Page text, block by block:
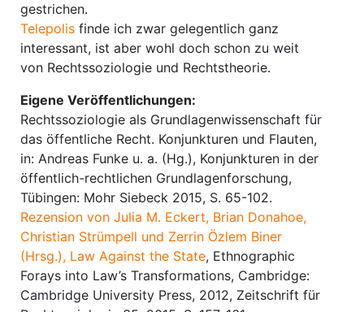
gestrichen.
Telepolis finde ich zwar gelegentlich ganz
interessant, ist aber wohl doch schon zu weit
von Rechtssoziologie und Rechtstheorie.
Eigene Veröffentlichungen:
Rechtssoziologie als Grundlagenwissenschaft für
das öffentliche Recht. Konjunkturen und Flauten,
in: Andreas Funke u. a. (Hg.), Konjunkturen in der
öffentlich-rechtlichen Grundlagenforschung,
Tübingen: Mohr Siebeck 2015, S. 65-102.
Rezension von Julia M. Eckert, Brian Donahoe,
Christian Strümpell und Zerrin Özlem Biner
(Hrsg.), Law Against the State, Ethnographic
Forays into Law’s Transformations, Cambridge:
Cambridge University Press, 2012, Zeitschrift für